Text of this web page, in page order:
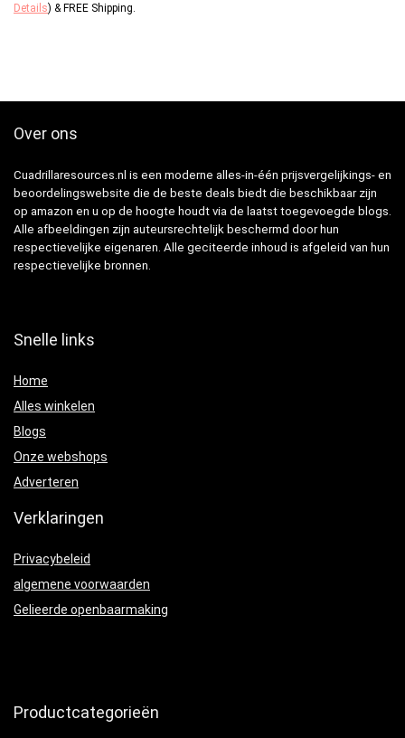
Details) & FREE Shipping
Over ons
Cuadrillaresources.nl is een moderne alles-in-één prijsvergelijkings- en
beoordelingswebsite die de beste deals biedt die beschikbaar zijn
op amazon en u op de hoogte houdt via de laatst toegevoegde blogs.
Alle afbeeldingen zijn auteursrechtelijk beschermd door hun
respectievelijke eigenaren. Alle geciteerde inhoud is afgeleid van hun
respectievelijke bronnen.
Snelle links
Home
Alles winkelen
Blogs
Onze webshops
Adverteren
Verklaringen
Privacybeleid
algemene voorwaarden
Gelieerde openbaarmaking
Productcategorieën